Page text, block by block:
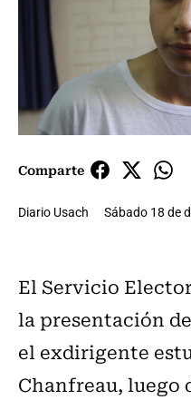
Comparte
Diario Usach Sábado 18 de
El Servicio
la presentación
el exdirigente
Chanfreau, luego